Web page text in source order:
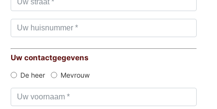
Uw contactgegevens
De heer Mevrouw